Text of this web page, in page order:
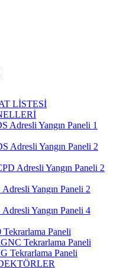
LİSTESİ
Adresli Yangın Paneli 1
Adresli Yangın Paneli 2
Adresli Yangın Paneli 2
Yangın Paneli 2
Yangın Paneli 4
Paneli
Tekrarlama Paneli
Tekrarlama Paneli